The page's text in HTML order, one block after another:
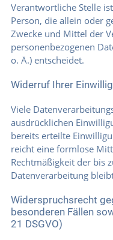
Verantwortliche Stelle
Person, die allein oder
Zwecke und Mittel der
personenbezogenen
o. Ä.) entscheidet.
Widerruf Ihrer
Viele
ausdrücklichen
bereits erteilte
reicht eine formlose
Rechtmäßigkeit der bis
Datenverarbeitung
Widerspruchsrecht
besonderen Fällen
21 DSGVO)